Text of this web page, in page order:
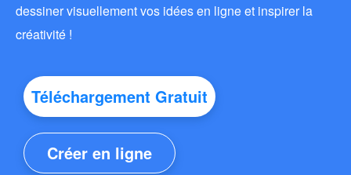
dessiner visuellement vos idées en ligne et inspirer la
créativité !
Téléchargement Gratuit
Créer en ligne